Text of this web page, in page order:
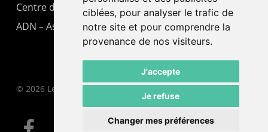
ciblées, pour analyser le trafic de
notre site et pour comprendre la
provenance de nos visiteurs.
J'accepte
Je refuse
Changer mes préférences
Centre de culture ABC
ADN – Association Danse Neuchâtel
© 2026 Le Pommier.
facebook email